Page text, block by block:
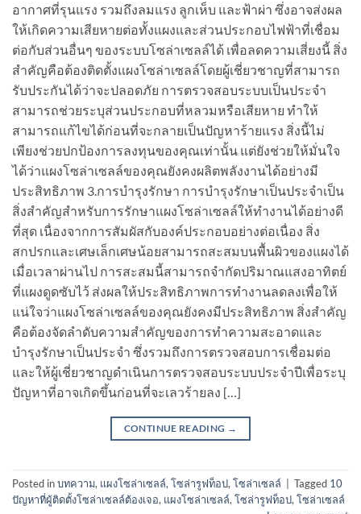
อากาศที่รุนแรง รวมถึงลมแรง ลูกเห็บ และฟ้าผ่า ซึ่งอาจส่งผล
ให้เกิดความเสียหายต่อทั้งแผงและส่วนประกอบไฟฟ้าที่เชื่อม
ต่อกับส่วนอื่นๆ ของระบบโซล่าเซลล์ได้ เพื่อลดความเสี่ยงนี้ สิ่ง
สำคัญคือต้องติดตั้งแผงโซล่าเซลล์โดยผู้เชี่ยวชาญที่สามารถ
รับประกันได้ว่าจะปลอดภัย การตรวจสอบระบบเป็นประจำ
สามารถช่วยระบุส่วนประกอบที่หลวมหรือเสียหาย ทำให้
สามารถแก้ไขได้ก่อนที่จะกลายเป็นปัญหาร้ายแรง สิ่งนี้ไม่
เพียงช่วยปกป้องการลงทุนของคุณเท่านั้น แต่ยังช่วยให้มั่นใจ
ได้ว่าแผงโซล่าเซลล์ของคุณยังคงผลิตพลังงานได้อย่างมี
ประสิทธิภาพ 3.การบำรุงรักษา การบำรุงรักษาเป็นประจำเป็น
สิ่งสำคัญสำหรับการรักษาแผงโซล่าเซลล์ให้ทำงานได้อย่างดี
ที่สุด เนื่องจากการสัมผัสกับองค์ประกอบอย่างต่อเนื่อง สิ่ง
สกปรกและเศษเล็กเศษน้อยสามารถสะสมบนพื้นผิวของแผงได้
เมื่อเวลาผ่านไป การสะสมนี้สามารถจำกัดปริมาณแสงอาทิตย์
ที่แผงดูดซับไว้ ส่งผลให้ประสิทธิภาพการทำงานลดลงเพื่อให้
แน่ใจว่าแผงโซล่าเซลล์ของคุณยังคงมีประสิทธิภาพ สิ่งสำคัญ
คือต้องจัดลำดับความสำคัญของการทำความสะอาดและ
บำรุงรักษาเป็นประจำ ซึ่งรวมถึงการตรวจสอบการเชื่อมต่อ
และให้ผู้เชี่ยวชาญดำเนินการตรวจสอบระบบประจำปีเพื่อระบุ
ปัญหาที่อาจเกิดขึ้นก่อนที่จะเลวร้ายลง […]
CONTINUE READING →
Posted inบทความ, แผงโซล่าเซลล์, โซล่ารูฟท็อป, โซล่าเซลล์ Tagged 10
ปัญหาที่ผู้ติดตั้งโซล่าเซลล์ต้องเจอ, แผงโซล่าเซลล์, โซล่ารูฟท็อป, โซล่าเซลล์